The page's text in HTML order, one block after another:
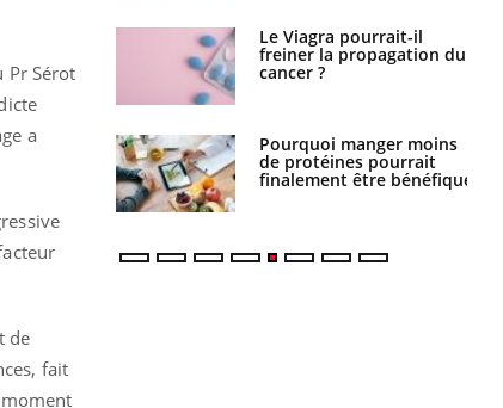
Pr Sérot
a
de
fait
ventre
?
Le Viagra pourrait-il
freiner la propagation du
cancer ?
Pourquoi manger moins
de protéines pourrait
finalement être bénéfique